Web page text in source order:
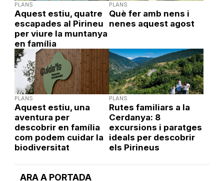
ARA A PORTADA
PLANS
Aquest estiu, quatre
escapades al Pirineu
per viure la muntanya
en família
PLANS
Què fer amb nens i
nenes aquest agost
PLANS
Aquest estiu, una
aventura per
descobrir en família
com podem cuidar la
biodiversitat
PLANS
Rutes familiars a la
Cerdanya: 8
excursions i paratges
ideals per descobrir
els Pirineus